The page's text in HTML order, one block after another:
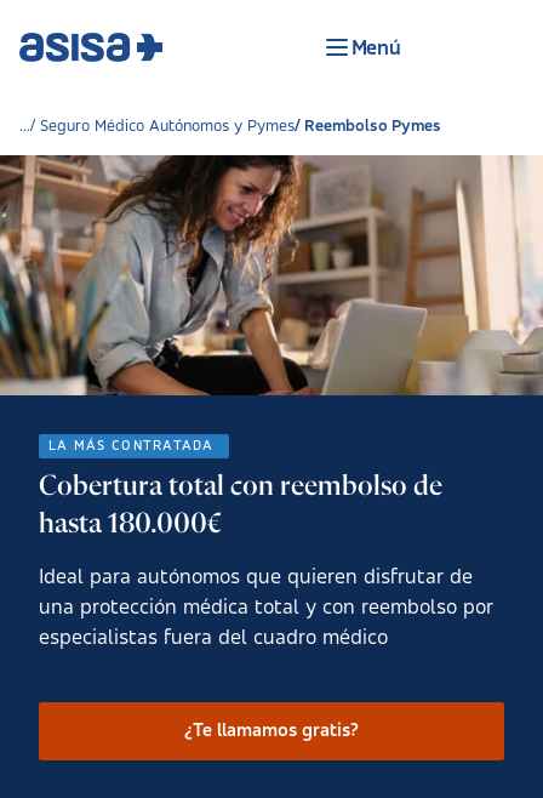
Menú
Seguro Médico Autónomos y Pymes Reembolso Pymes
LA MÁS CONTRATADA
Cobertura total con reembolso de
hasta 180.000€
Ideal para autónomos que quieren disfrutar de
una protección médica total y con reembolso por
especialistas fuera del cuadro médico
¿Te llamamos gratis?